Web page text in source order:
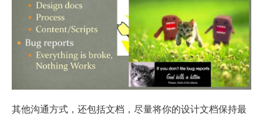
其他沟通方式，还包括文档，尽量将你的设计文档保持最